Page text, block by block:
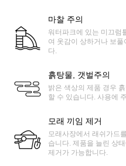
마찰 주의
워터파크에 있는 미끄럼
여 옷감이 상하거나 보풀
다.
흙탕물, 갯벌주의
밝은 색상의 제품 경우
할 수 있습니다. 사용에
모래 끼임 제거
모래사장에서 래쉬가드
습니다. 제품을 늘린 상
제거가 가능합니다.